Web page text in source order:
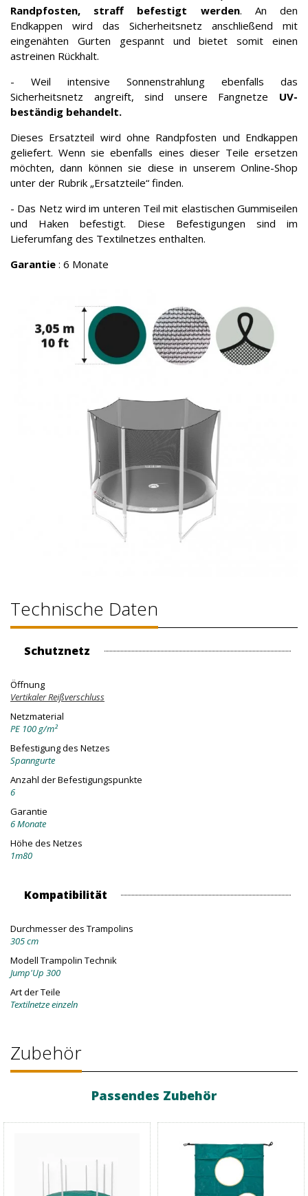
Randpfosten, straff befestigt werden. An den
Endkappen wird das Sicherheitsnetz anschließend mit
eingenähten Gurten gespannt und bietet somit einen
astreinen Rückhalt.
- Weil intensive Sonnenstrahlung ebenfalls das
Sicherheitsnetz angreift, sind unsere Fangnetze UV-
beständig behandelt.
Dieses Ersatzteil wird ohne Randpfosten und Endkappen
geliefert. Wenn sie ebenfalls eines dieser Teile ersetzen
möchten, dann können sie diese in unserem Online-Shop
unter der Rubrik „Ersatzteile“ finden.
- Das Netz wird im unteren Teil mit elastischen Gummiseilen
und Haken befestigt. Diese Befestigungen sind im
Lieferumfang des Textilnetzes enthalten.
Garantie : 6 Monate
Technische Daten
Schutznetz
Öffnung
Vertikaler Reißverschluss
Netzmaterial
PE 100 g/m²
Befestigung des Netzes
Spanngurte
Anzahl der Befestigungspunkte
6
Garantie
6 Monate
Höhe des Netzes
1m80
Kompatibilität
Durchmesser des Trampolins
305 cm
Modell Trampolin Technik
Jump'Up 300
Art der Teile
Textilnetze einzeln
Zubehör
Passendes Zubehör